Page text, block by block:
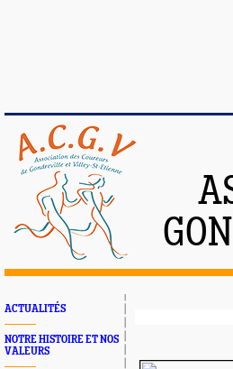
ACTUALITÉS
NOTRE HISTOIRE ET NOS
VALEURS